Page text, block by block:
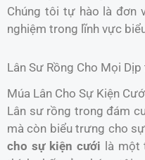
Chúng tôi tự hào là đơn
nghiệm trong lĩnh vực
Lân Sư Rồng Cho Mọi
Múa Lân Cho Sự Kiện
Lân sư rồng trong đám
mà còn biểu trưng cho
cho sự kiện cưới là một